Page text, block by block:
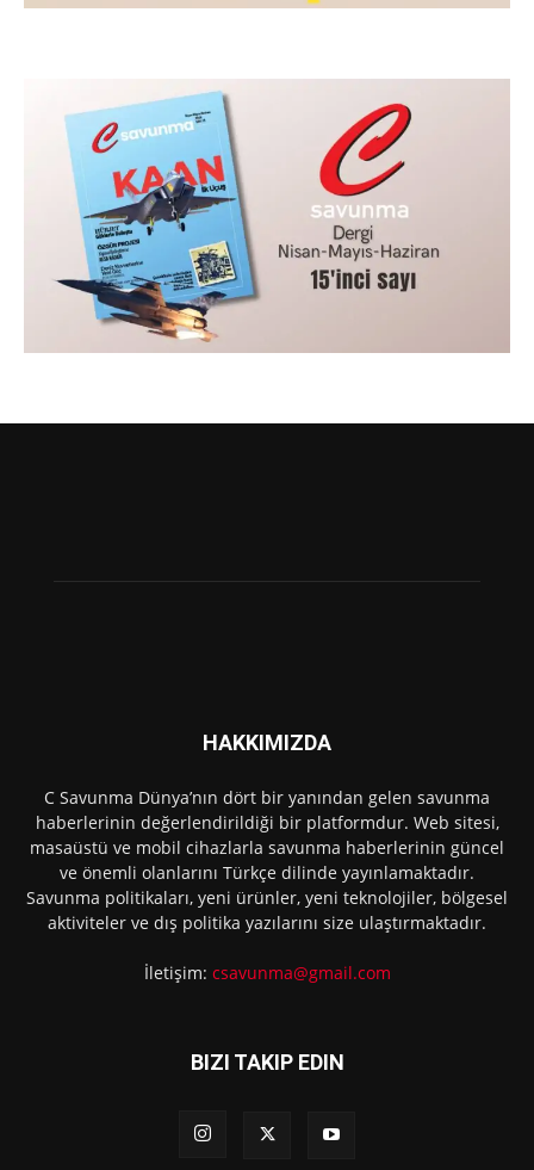
HAKKIMIZDA
C Savunma Dünya’nın dört bir yanından gelen savunma
haberlerinin değerlendirildiği bir platformdur. Web sitesi,
masaüstü ve mobil cihazlarla savunma haberlerinin güncel
ve önemli olanlarını Türkçe dilinde yayınlamaktadır.
Savunma politikaları, yeni ürünler, yeni teknolojiler, bölgesel
aktiviteler ve dış politika yazılarını size ulaştırmaktadır.
İletişim: csavunma@gmail.com
BIZI TAKIP EDIN